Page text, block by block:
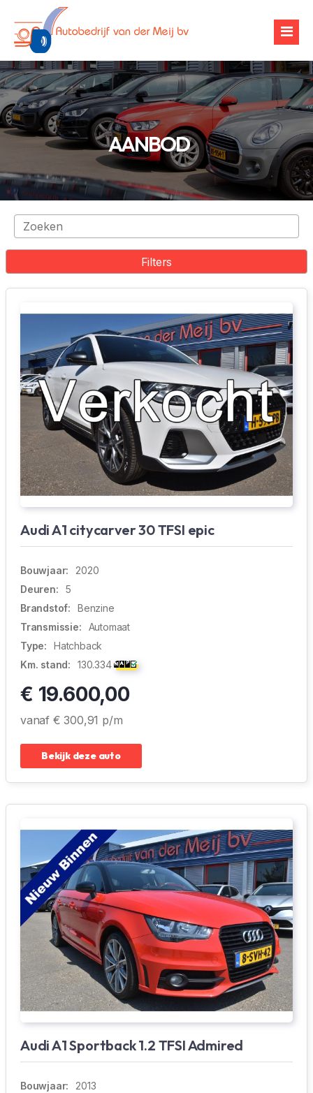
Over ons
Occasions
Werkplaats
Financiering
Zoekopdracht
Contact
AANBOD
Filters
Audi A1 citycarver 30 TFSI epic
Bouwjaar:
2020
Deuren:
5
Brandstof:
Benzine
Transmissie:
Automaat
Type:
Hatchback
Km. stand:
130.334
€ 19.600,00
vanaf € 300,91 p/m
Bekijk deze auto
Audi A1 Sportback 1.2 TFSI Admired
Bouwjaar:
2013